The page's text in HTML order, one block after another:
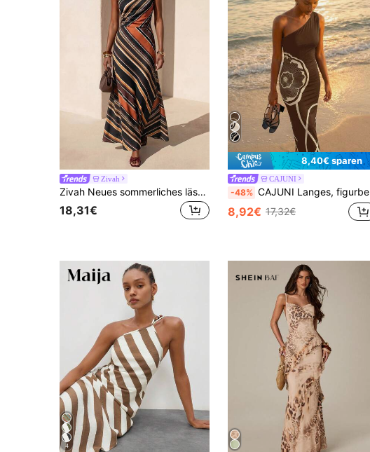
Zivah
Zivah Neues sommerliches lässiges Damen-Maxikleid für Pendler und Urlaub mit Allover-buntem Streifenmuster, One-shoulder und Plissee. Geeignet für Alltag, Pendeln, Musikfestivals, Ausgehen, Partys, Urlaub, Feiertage, Reisen, Brunch-Outfits, Flughafen-Outfits, Boho-A
18,31€
8,40€ sparen
CAJUNI
-48% CAJUNI Langes, figurbetontes Strickkleid mit elegantem Einschulter-Design, großes Blumenmuster, Schwarz, perfekt für einen Sommerurlaub.
8,92€ 17,32€
4